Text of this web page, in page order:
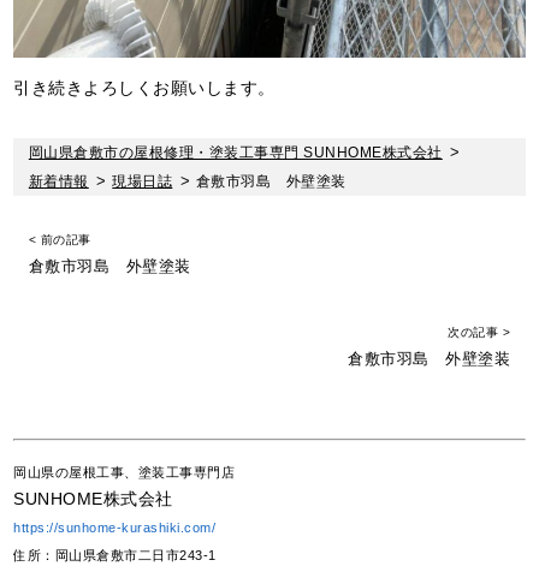
引き続きよろしくお願いします。
岡山県倉敷市の屋根修理・塗装工事専門 SUNHOME株式会社 >
新着情報 >現場日誌 > 倉敷市羽島 外壁塗装
< 前の記事
倉敷市羽島 外壁塗装
次の記事 >
倉敷市羽島 外壁塗装
岡山県の屋根工事、塗装工事専門店
SUNHOME株式会社
https://sunhome-kurashiki.com/
住所：岡山県倉敷市二日市243-1